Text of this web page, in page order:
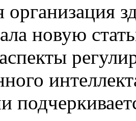
организация
новую